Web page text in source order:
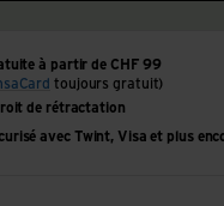
à partir de CHF 99
toujours gratuit)
de rétractation
avec Twint, Visa et plus